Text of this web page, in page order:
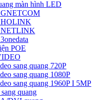
màn hình LED
GNETCOM
HOLINK
NETLINK
POE
sang quang 720P
sang quang 1080P
sang quang 1960P I 5MP
quang